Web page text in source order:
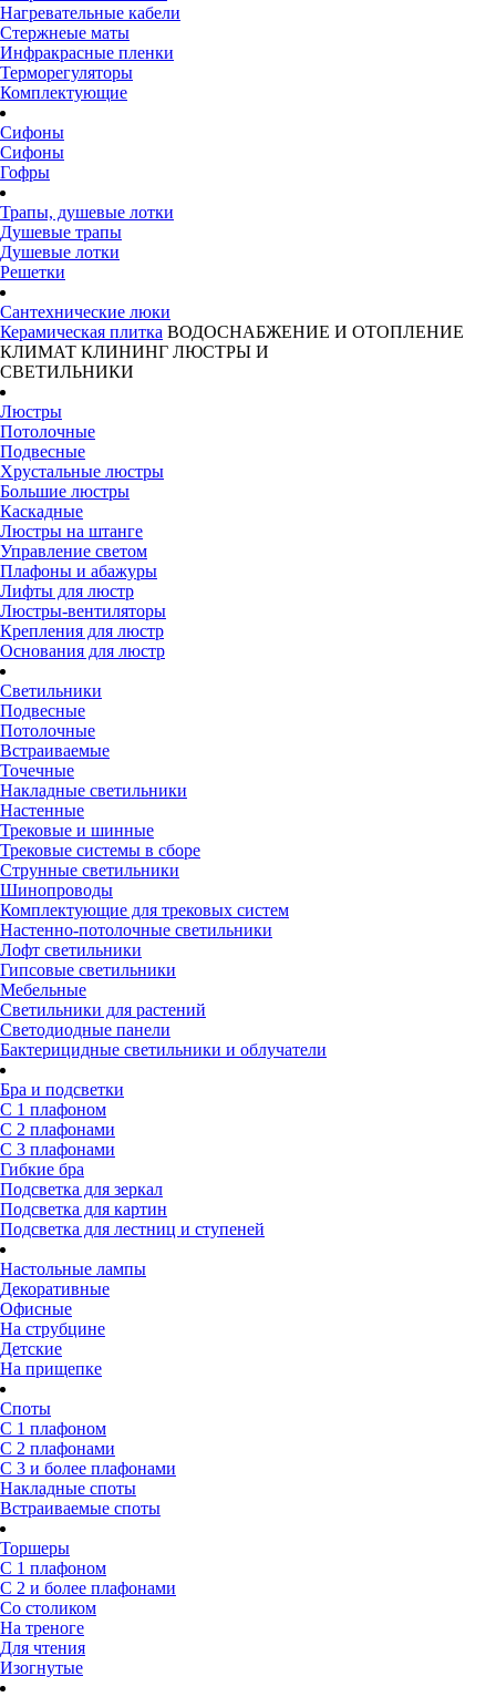
Нагревательные кабели
Стержнеые маты
Инфракрасные пленки
Терморегуляторы
Комплектующие
Сифоны
Сифоны
Гофры
Трапы, душевые лотки
Душевые трапы
Душевые лотки
Решетки
Сантехнические люки
Керамическая плитка ВОДОСНАБЖЕНИЕ И ОТОПЛЕНИЕ
КЛИМАТ КЛИНИНГ ЛЮСТРЫ И
СВЕТИЛЬНИКИ
Люстры
Потолочные
Подвесные
Хрустальные люстры
Большие люстры
Каскадные
Люстры на штанге
Управление светом
Плафоны и абажуры
Лифты для люстр
Люстры-вентиляторы
Крепления для люстр
Основания для люстр
Светильники
Подвесные
Потолочные
Встраиваемые
Точечные
Накладные светильники
Настенные
Трековые и шинные
Трековые системы в сборе
Струнные светильники
Шинопроводы
Комплектующие для трековых систем
Настенно-потолочные светильники
Лофт светильники
Гипсовые светильники
Мебельные
Светильники для растений
Светодиодные панели
Бактерицидные светильники и облучатели
Бра и подсветки
С 1 плафоном
С 2 плафонами
С 3 плафонами
Гибкие бра
Подсветка для зеркал
Подсветка для картин
Подсветка для лестниц и ступеней
Настольные лампы
Декоративные
Офисные
На струбцине
Детские
На прищепке
Споты
С 1 плафоном
С 2 плафонами
С 3 и более плафонами
Накладные споты
Встраиваемые споты
Торшеры
С 1 плафоном
С 2 и более плафонами
Со столиком
На треноге
Для чтения
Изогнутые